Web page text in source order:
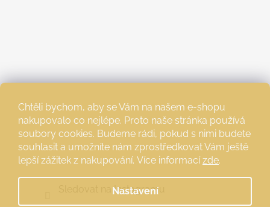
Chtěli bychom, aby se Vám na našem e-shopu
nakupovalo co nejlépe. Proto naše stránka používá
soubory cookies. Budeme rádi, pokud s nimi budete
souhlasit a umožníte nám zprostředkovat Vám ještě
lepší zážitek z nakupování. Více informací zde.
Nastavení
Sledovat na Instagramu